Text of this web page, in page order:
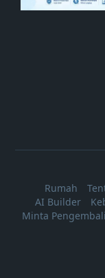
Rumah
AI Builder
Minta